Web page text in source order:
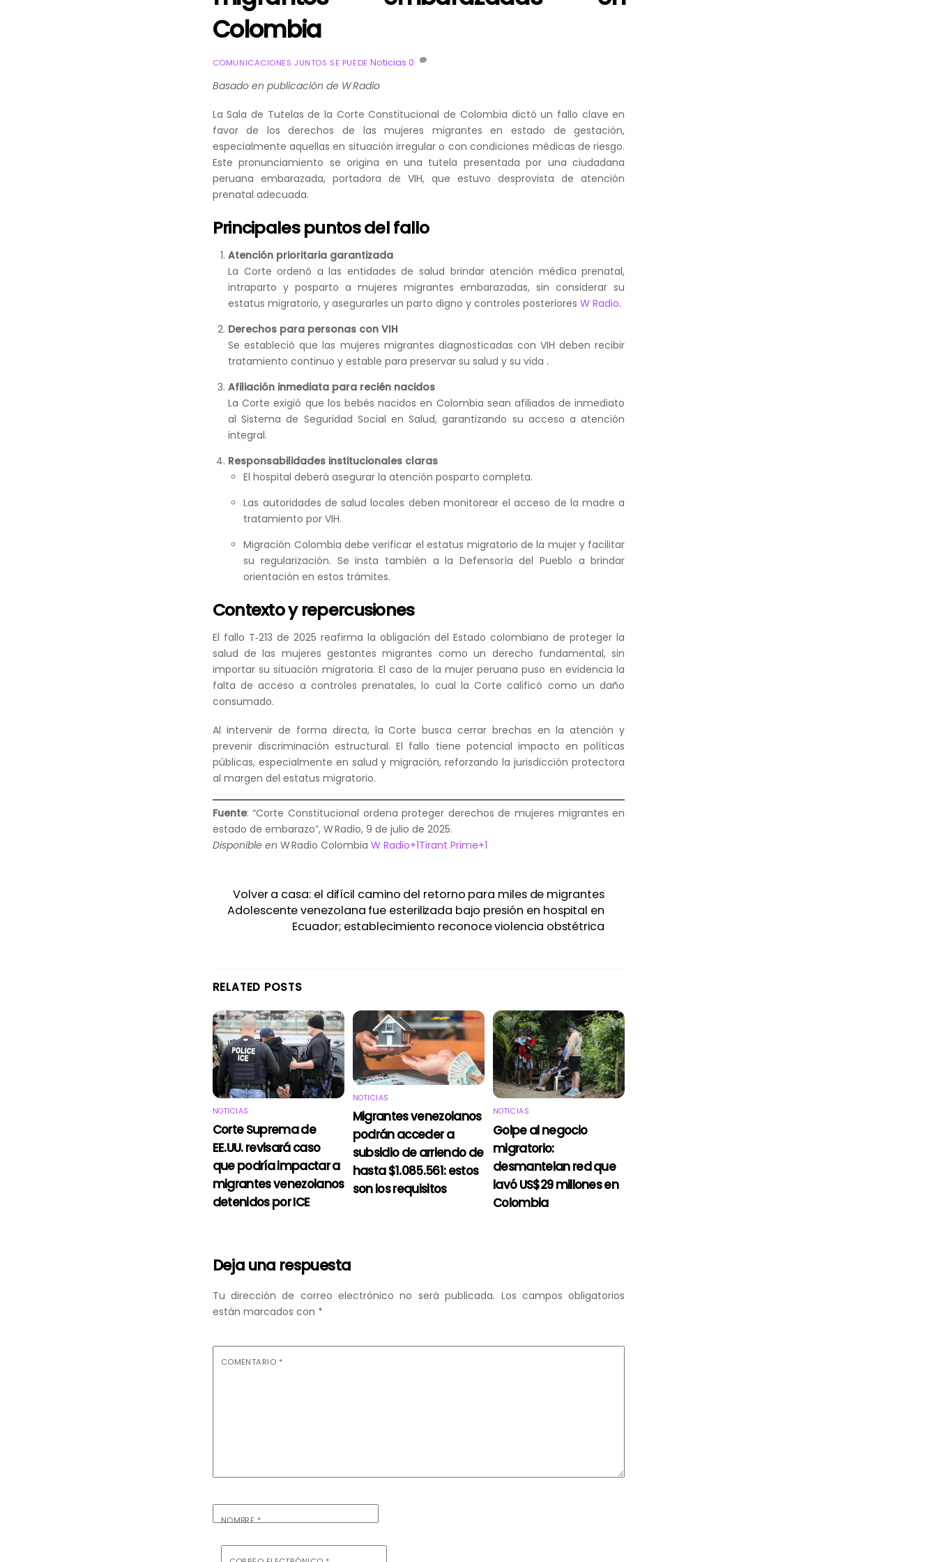
Colombia
COMUNICACIONES JUNTOS SE PUEDE Noticias 0
Basado en publicación de W Radio
La Sala de Tutelas de la Corte Constitucional de Colombia dictó un fallo clave en
favor de los derechos de las mujeres migrantes en estado de gestación,
especialmente aquellas en situación irregular o con condiciones médicas de riesgo.
Este pronunciamiento se origina en una tutela presentada por una ciudadana
peruana embarazada, portadora de VIH, que estuvo desprovista de atención
prenatal adecuada.
Principales puntos del fallo
Atención prioritaria garantizada
La Corte ordenó a las entidades de salud brindar atención médica prenatal,
intraparto y posparto a mujeres migrantes embarazadas, sin considerar su
estatus migratorio, y asegurarles un parto digno y controles posterioresW Radio.
Derechos para personas con VIH
Se estableció que las mujeres migrantes diagnosticadas con VIH deben recibir
tratamiento continuo y estable para preservar su salud y su vida .
Afiliación inmediata para recién nacidos
La Corte exigió que los bebés nacidos en Colombia sean afiliados de inmediato
al Sistema de Seguridad Social en Salud, garantizando su acceso a atención
integral.
Responsabilidades institucionales claras
El hospital deberá asegurar la atención posparto completa.
Las autoridades de salud locales deben monitorear el acceso de la madre a
tratamiento por VIH.
Migración Colombia debe verificar el estatus migratorio de la mujer y facilitar
su regularización. Se insta también a la Defensoría del Pueblo a brindar
orientación en estos trámites.
Contexto y repercusiones
El fallo T‑213 de 2025 reafirma la obligación del Estado colombiano de proteger la
salud de las mujeres gestantes migrantes como un derecho fundamental, sin
importar su situación migratoria. El caso de la mujer peruana puso en evidencia la
falta de acceso a controles prenatales, lo cual la Corte calificó como un daño
consumado.
Al intervenir de forma directa, la Corte busca cerrar brechas en la atención y
prevenir discriminación estructural. El fallo tiene potencial impacto en políticas
públicas, especialmente en salud y migración, reforzando la jurisdicción protectora
al margen del estatus migratorio.
Fuente: “Corte Constitucional ordena proteger derechos de mujeres migrantes en
estado de embarazo”, W Radio, 9 de julio de 2025.
Disponible en W Radio Colombia W Radio+1Tirant Prime+1
Volver a casa: el difícil camino del retorno para miles de migrantes
Adolescente venezolana fue esterilizada bajo presión en hospital en
Ecuador; establecimiento reconoce violencia obstétrica
RELATED POSTS
NOTICIAS
Corte Suprema de
EE.UU. revisará caso
que podría impactar a
migrantes venezolanos
detenidos por ICE
NOTICIAS
Migrantes venezolanos
podrán acceder a
subsidio de arriendo de
hasta $1.085.561: estos
son los requisitos
NOTICIAS
Golpe al negocio
migratorio:
desmantelan red que
lavó US$29 millones en
Colombia
Deja una respuesta
Tu dirección de correo electrónico no será publicada. Los campos obligatorios
están marcados con *
COMENTARIO *
NOMBRE*